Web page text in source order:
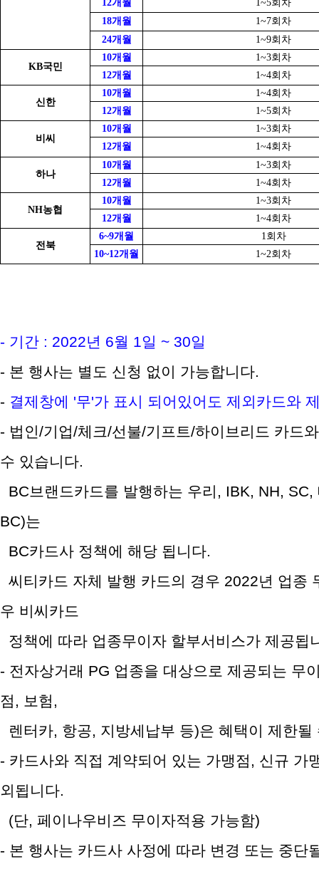
12개월
1~5회차
18개월
1~7회차
24개월
1~9회차
KB국민
10개월
1~3회차
12개월
1~4회차
신한
10개월
1~4회차
12개월
1~5회차
비씨
10개월
1~3회차
12개월
1~4회차
하나
10개월
1~3회차
12개월
1~4회차
NH농협
10개월
1~3회차
12개월
1~4회차
전북
6~9개월
1회차
10~12개월
1~2회차
- 기간 : 2022년 6월 1일 ~ 30일
- 본 행사는 별도 신청 없이 가능합니다.
- 결제창에 '무'가 표시 되어있어도 제외카드와
- 법인/기업/체크/선불/기프트/하이브리드 카드
수 있습니다.
BC브랜드카드를 발행하는 우리, IBK, NH,
BC)는
BC카드사 정책에 해당 됩니다.
씨티카드 자체 발행 카드의 경우 2022년 업종
우 비씨카드
정책에 따라 업종무이자 할부서비스가 제공됩
- 전자상거래 PG 업종을 대상으로 제공되는 무
점, 보험,
렌터카, 항공, 지방세납부 등)은 혜택이 제한될
- 카드사와 직접 계약되어 있는 가맹점, 신규
외됩니다.
(단, 페이나우비즈 무이자적용 가능함)
- 본 행사는 카드사 사정에 따라 변경 또는 중단